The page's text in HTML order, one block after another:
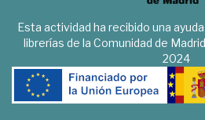
Esta actividad ha recibido una
librerías de la Comunidad de
2024